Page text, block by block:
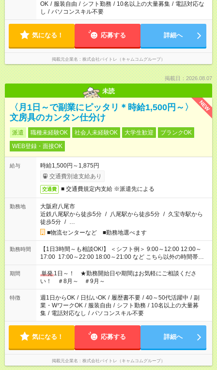
OK / 服装自由 / シフト勤務 / 10名以上の大量募集 / 電話対応な
し / パソコンスキル不要
気になる！ 応募する 詳細へ
掲載元企業名 株式会社バイトレ（キャムコムグループ）
掲載日：2026.08.07
未読
NEW
〈月1日～で副業にピッタリ＊時給1,500円～〉
文房具のカンタン仕分け
派遣 職種未経験OK 社会人未経験OK 大学生歓迎
ブランクOK
WEB登録・面接OK
給与
時給1,500円～1,875円
交通費別途支給あり
交通費 ■ 交通費規定内支給 ※派遣先による
勤務地
大阪府八尾市
近鉄八尾駅から徒歩5分 / 八尾駅から徒歩5分 / 久宝寺駅から
徒歩5分 / …
■物流センターなど ■勤務地選べます
勤務時間
【1日3時間～も相談OK!】 ＜シフト例＞ 9:00～12:00 12:00～
17:00 17:00～22:00 18:00～21:00 など こちら以外の時間帯も
お気軽にご相談ください！
期間 単発 1日～！ ★勤務開始日や期間はお気軽にご相談くださ
い！ ＃8月～ ＃9月～
特徴 週1日からOK / 日払いOK / 履歴書不要 / 40～50代活躍中 / 副
業・WワークOK / 服装自由 / シフト勤務 / 10名以上の大量募
集 / 電話対応なし / パソコンスキル不要
気になる！ 応募する 詳細へ
掲載元企業名 株式会社バイトレ（キャムコムグループ）